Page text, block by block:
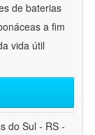
de baterias
a fim
vida útil
do Sul - RS -